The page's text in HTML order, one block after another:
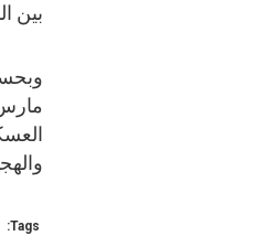
بين
Tags: